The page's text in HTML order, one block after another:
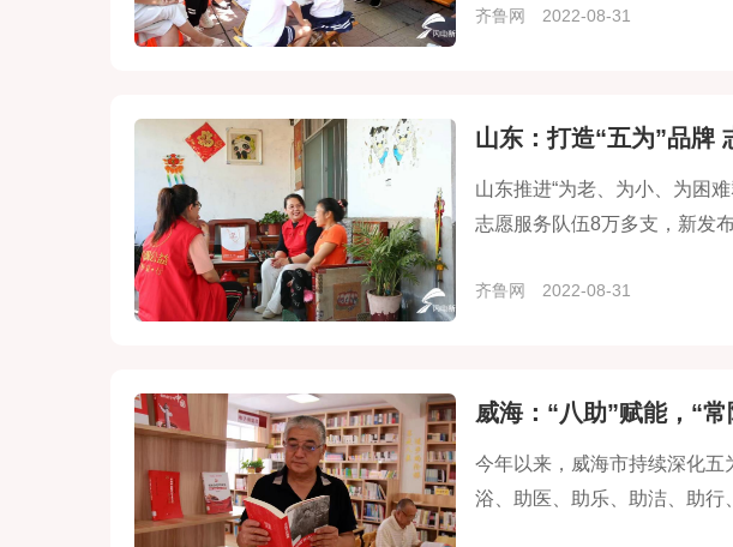
齐鲁网 2022-08-31
山东：打造“五为”品牌
山东推进“为老、为小、为困
志愿服务队伍8万多支，新发
齐鲁网 2022-08-31
威海：“八助”赋能，“
今年以来，威海市持续深化
浴、助医、助乐、助洁、助行